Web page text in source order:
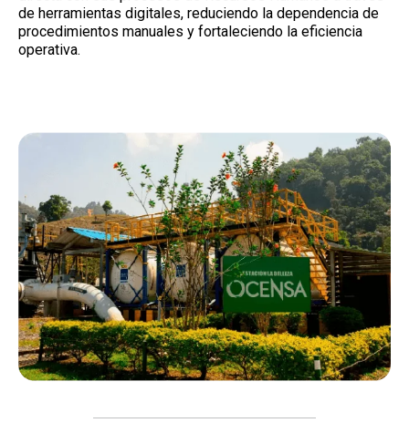
de herramientas digitales, reduciendo la dependencia de
procedimientos manuales y fortaleciendo la eficiencia
operativa.